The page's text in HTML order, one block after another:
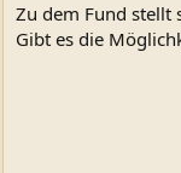
Zu dem Fund stellt
Gibt es die